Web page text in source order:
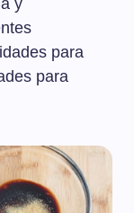
y
para
para